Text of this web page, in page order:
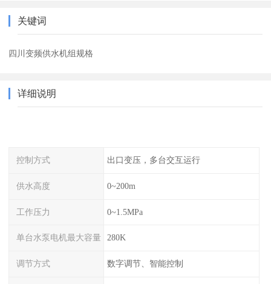
关键词
四川变频供水机组规格
详细说明
控制方式 出口变压，多台交互运行
供水高度 0~200m
工作压力 0~1.5MPa
单台水泵电机最大容量 280K
调节方式 数字调节、智能控制